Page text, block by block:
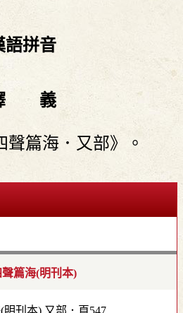
語拼音
義
篇海．又部》。
聲篇海(明刊本)